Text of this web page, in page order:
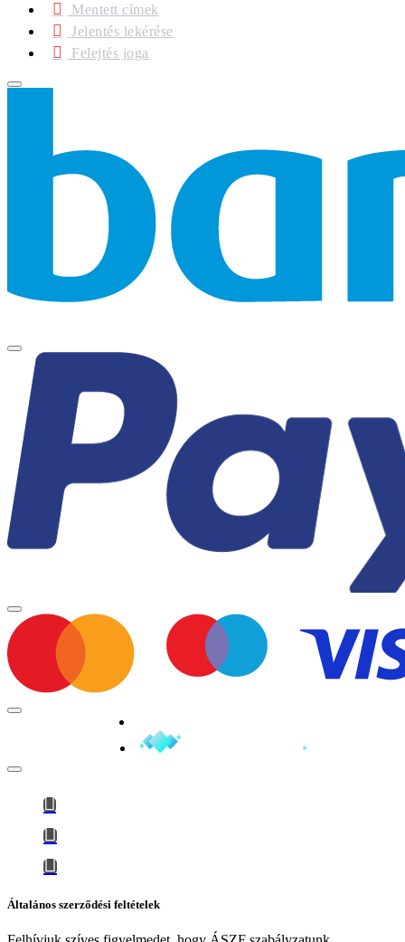
Mentett címek
Jelentés lekérése
Felejtés joga
Általános szerződési feltételek